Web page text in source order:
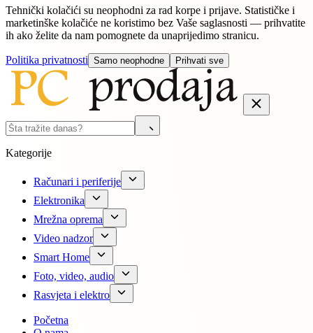
Tehnički kolačići su neophodni za rad korpe i prijave. Statističke i
marketinške kolačiće ne koristimo bez Vaše saglasnosti — prihvatite
ih ako želite da nam pomognete da unaprijedimo stranicu.
Politika privatnosti Samo neophodne Prihvati sve
Kategorije
Računari i periferije
Elektronika
Mrežna oprema
Video nadzor
Smart Home
Foto, video, audio
Rasvjeta i elektro
Početna